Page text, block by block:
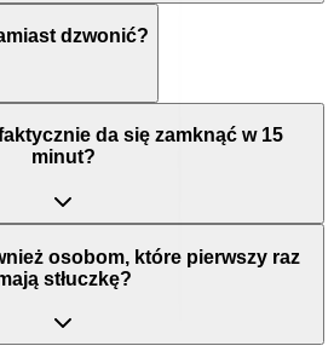
dzwonić?
da się zamknąć w 15
minut?
osobom, które pierwszy raz
stłuczkę?